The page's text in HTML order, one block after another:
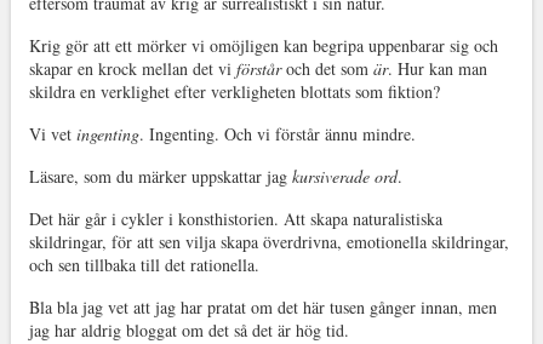
Krig gör att ett mörker vi omöjligen kan begripa uppenbarar sig och
skapar en krock mellan det vi förståroch det som är. Hur kan man
skildra en verklighet efter verkligheten blottats som fiktion?
Vi vet ingenting. Ingenting. Och vi förstår ännu mindre.
Läsare, som du märker uppskattar jag kursiverade ord.
Det här går i cykler i konsthistorien. Att skapa naturalistiska
skildringar, för att sen vilja skapa överdrivna, emotionella skildringar,
och sen tillbaka till det rationella.
Bla bla jag vet att jag har pratat om det här tusen gånger innan, men
jag har aldrig bloggat om det så det är hög tid.